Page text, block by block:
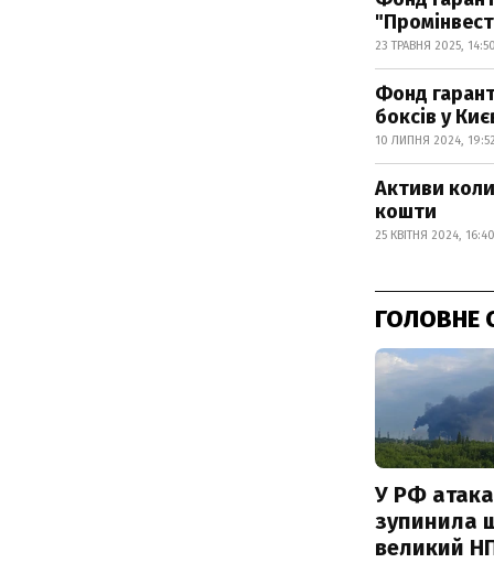
23 ТРАВНЯ 2025, 14:50
Фонд
боксів у
10 ЛИПНЯ 2024, 19:52
Активи
кошти
25 КВІТНЯ 2024, 16:40
ГОЛОВНЕ
У РФ
зупинила
великий